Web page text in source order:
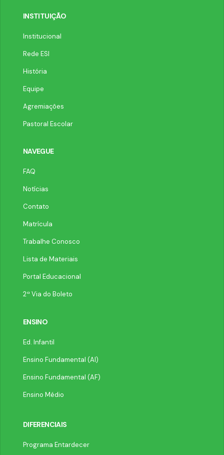
INSTITUIÇÃO
Institucional
Rede ESI
História
Equipe
Agremiações
Pastoral Escolar
NAVEGUE
FAQ
Notícias
Contato
Matrícula
Trabalhe Conosco
Lista de Materiais
Portal Educacional
2ª Via do Boleto
ENSINO
Ed. Infantil
Ensino Fundamental (AI)
Ensino Fundamental (AF)
Ensino Médio
DIFERENCIAIS
Programa Entardecer